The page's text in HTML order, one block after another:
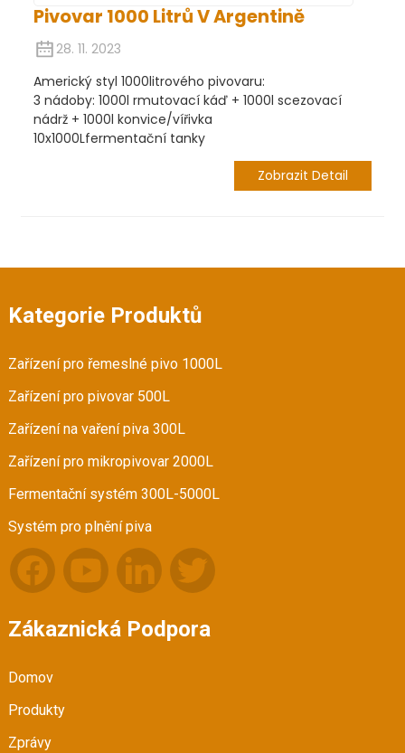
Pivovar 1000 Litrů V Argentině
28. 11. 2023
Americký styl 1000litrového pivovaru:
3 nádoby: 1000l rmutovací káď + 1000l scezovací
nádrž + 1000l konvice/vířivka
10x1000Lfermentační tanky
Zobrazit Detail
Kategorie Produktů
Zařízení pro řemeslné pivo 1000L
Zařízení pro pivovar 500L
Zařízení na vaření piva 300L
Zařízení pro mikropivovar 2000L
Fermentační systém 300L-5000L
Systém pro plnění piva
Zákaznická Podpora
Domov
Produkty
Zprávy